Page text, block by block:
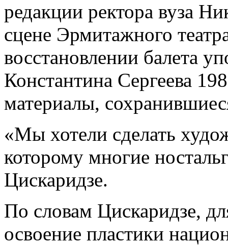
редакции ректора вуза
сцене Эрмитажного
восстановлении балета
Константина Сергеева
материалы,
«Мы хотели сделать
которому многие
Цискаридзе.
По словам Цискаридзе,
освоение пластики